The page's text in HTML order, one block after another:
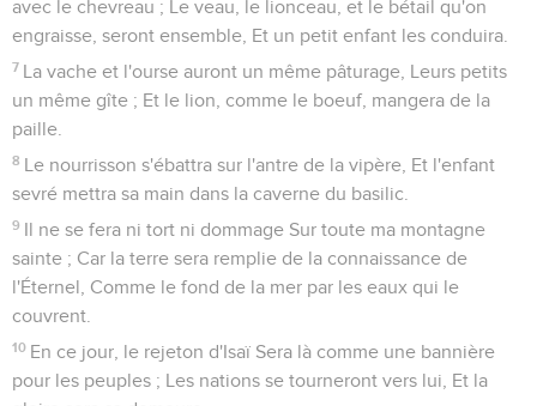
main, c'est l'instrument de ma fureur.
6 Je l'ai lâché contre une nation impie, Je l'ai fait marcher
contre le peuple de mon courroux, Pour qu'il se livre au
pillage et fasse du butin, Pour qu'il le foule aux pieds comme
la boue des rues.
7 Mais il n'en juge pas ainsi, Et ce n'est pas là la pensée de
son coeur ; Il ne songe qu'à détruire, Qu'à exterminer les
nations en foule.
8 Car il dit : Mes princes ne sont-ils pas autant de rois ?
9
N'en a-t-il pas été de Calno comme de Carkemisch ? N'en
a-t-il pas été de Hamath comme d'Arpad ? N'en a-t-il pas été
de Samarie comme de Damas ?
10 De même que ma main a atteint les royaumes des idoles,